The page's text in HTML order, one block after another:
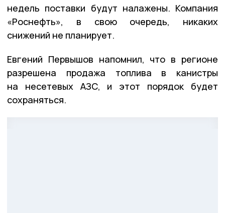
недель поставки будут налажены. Компания
«Роснефть», в свою очередь, никаких
снижений не планирует.
Евгений Первышов напомнил, что в регионе
разрешена продажа топлива в канистры
на несетевых АЗС, и этот порядок будет
сохраняться.